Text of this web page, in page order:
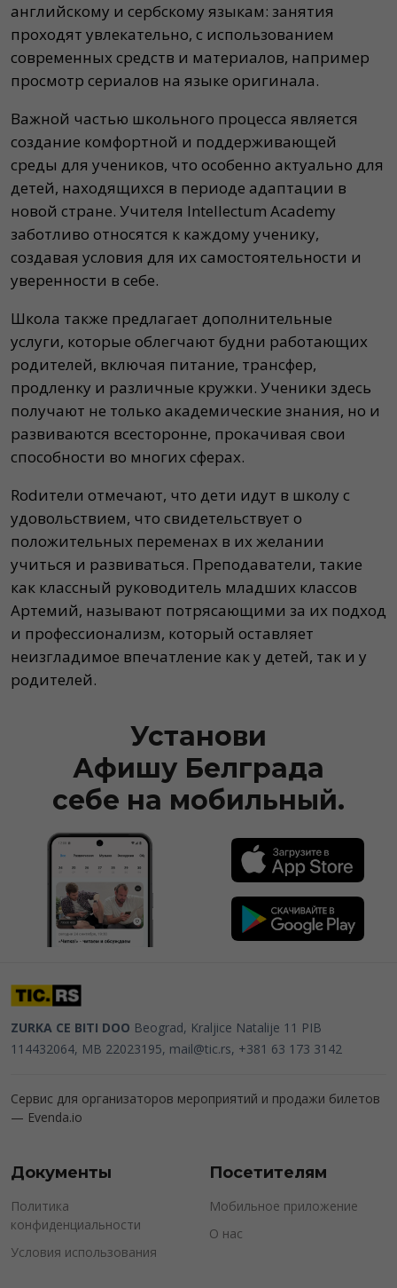
английскому и сербскому языкам: занятия
проходят увлекательно, с использованием
современных средств и материалов, например
просмотр сериалов на языке оригинала.
Важной частью школьного процесса является
создание комфортной и поддерживающей
среды для учеников, что особенно актуально для
детей, находящихся в периоде адаптации в
новой стране. Учителя Intellectum Academy
заботливо относятся к каждому ученику,
создавая условия для их самостоятельности и
уверенности в себе.
Школа также предлагает дополнительные
услуги, которые облегчают будни работающих
родителей, включая питание, трансфер,
продленку и различные кружки. Ученики здесь
получают не только академические знания, но и
развиваются всесторонне, прокачивая свои
способности во многих сферах.
Rodители отмечают, что дети идут в школу с
удовольствием, что свидетельствует о
положительных переменах в их желании
учиться и развиваться. Преподаватели, такие
как классный руководитель младших классов
Артемий, называют потрясающими за их подход
и профессионализм, который оставляет
неизгладимое впечатление как у детей, так и у
родителей.
Установи
Афишу Белграда
себе на мобильный.
ZURKA CE BITI DOO Beograd, Kraljice Natalije 11 PIB
114432064, MB 22023195, mail@tic.rs, +381 63 173 3142
Сервис для организаторов мероприятий и продажи билетов
— Evenda.io
Документы
Политика
конфиденциальности
Условия использования
Посетителям
Мобильное приложение
О нас